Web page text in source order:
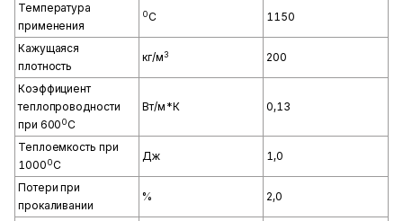
Температура
применения
0С 1150
Кажущаяся
плотность
кг/м3 200
Коэффициент
теплопроводности
при 6000С
Вт/м*К 0,13
Теплоемкость при
10000С
Дж 1,0
Потери при
прокаливании
% 2,0